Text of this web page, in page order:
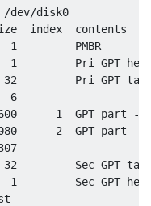
0000-11AA-
D92C-4EBF-
(at 200.0 MiB)
(at 56.0 GiB)
sectors (55.8
w
About to write GPT
/dev/disk0
index  contents
1         PMBR
1         Pri GPT
Pri GPT
6
1  GPT part -
2  GPT part -
Sec GPT
1         Sec GPT